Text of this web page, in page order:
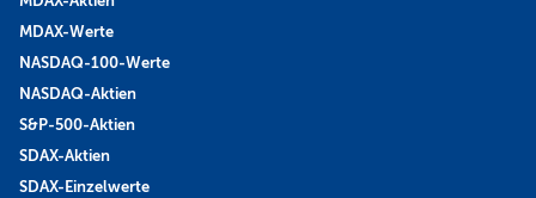
MDAX-Werte
NASDAQ-100-Werte
NASDAQ-Aktien
S&P-500-Aktien
SDAX-Aktien
SDAX-Einzelwerte